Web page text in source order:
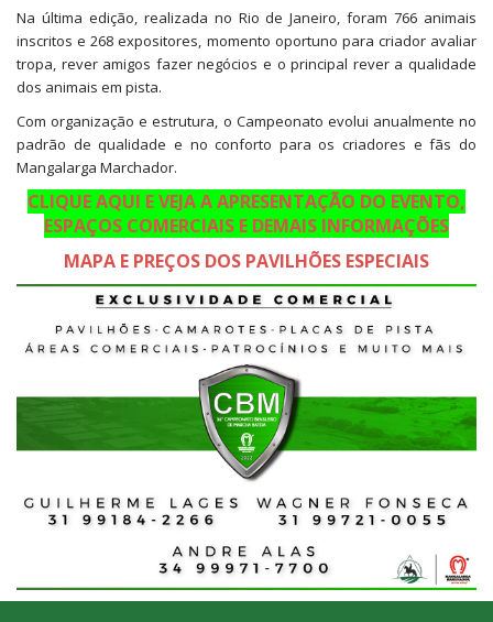
Na última edição, realizada no Rio de Janeiro, foram 766 animais
inscritos e 268 expositores, momento oportuno para criador avaliar
tropa, rever amigos fazer negócios e o principal rever a qualidade
dos animais em pista.
Com organização e estrutura, o Campeonato evolui anualmente no
padrão de qualidade e no conforto para os criadores e fãs do
Mangalarga Marchador.
CLIQUE AQUI E VEJA A APRESENTAÇÃO DO EVENTO,
ESPAÇOS COMERCIAIS E DEMAIS INFORMAÇÕES
MAPA E PREÇOS DOS PAVILHÕES ESPECIAIS